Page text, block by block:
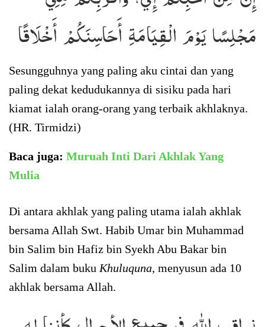
مَجْلِسًا يَوْمَ الْقِيَامَةِ أَحَاسِنَكُمْ أَخْلَاقًا
Sesungguhnya yang paling aku cintai dan yang
paling dekat kedudukannya di sisiku pada hari
kiamat ialah orang-orang yang terbaik akhlaknya.
(HR. Tirmidzi)
Baca juga: Muruah Inti Dari Akhlak Yang
Mulia
Di antara akhlak yang paling utama ialah akhlak
bersama Allah Swt. Habib Umar bin Muhammad
bin Salim bin Hafiz bin Syekh Abu Bakar bin
Salim dalam buku Khuluquna, menyusun ada 10
akhlak bersama Allah.